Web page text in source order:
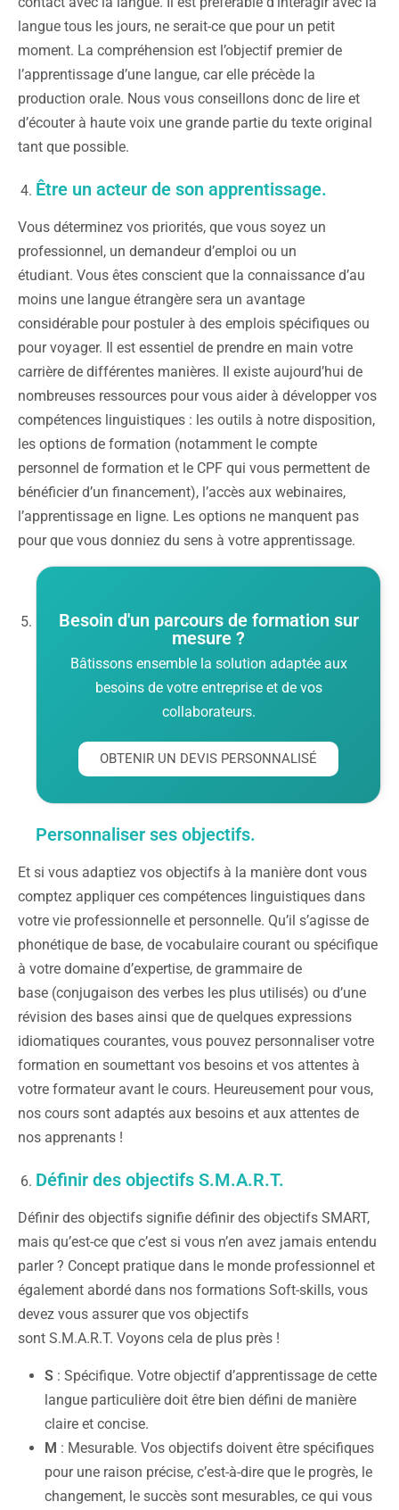
langue tous les jours, ne serait-ce que pour un petit
moment. La compréhension est l’objectif premier de
l’apprentissage d’une langue, car elle précède la
production orale. Nous vous conseillons donc de lire et
d’écouter à haute voix une grande partie du texte original
tant que possible.
Être un acteur de son apprentissage.
Vous déterminez vos priorités, que vous soyez un
professionnel, un demandeur d’emploi ou un
étudiant. Vous êtes conscient que la connaissance d’au
moins une langue étrangère sera un avantage
considérable pour postuler à des emplois spécifiques ou
pour voyager. Il est essentiel de prendre en main votre
carrière de différentes manières. Il existe aujourd’hui de
nombreuses ressources pour vous aider à développer vos
compétences linguistiques : les outils à notre disposition,
les options de formation (notamment le compte
personnel de formation et le CPF qui vous permettent de
bénéficier d’un financement), l’accès aux webinaires,
l’apprentissage en ligne. Les options ne manquent pas
pour que vous donniez du sens à votre apprentissage.
Besoin d'un parcours de formation sur
mesure ?
Bâtissons ensemble la solution adaptée aux
besoins de votre entreprise et de vos
collaborateurs.
OBTENIR UN DEVIS PERSONNALISÉ
Personnaliser ses objectifs.
Et si vous adaptiez vos objectifs à la manière dont vous
comptez appliquer ces compétences linguistiques dans
votre vie professionnelle et personnelle. Qu’il s’agisse de
phonétique de base, de vocabulaire courant ou spécifique
à votre domaine d’expertise, de grammaire de
base (conjugaison des verbes les plus utilisés) ou d’une
révision des bases ainsi que de quelques expressions
idiomatiques courantes, vous pouvez personnaliser votre
formation en soumettant vos besoins et vos attentes à
votre formateur avant le cours. Heureusement pour vous,
nos cours sont adaptés aux besoins et aux attentes de
nos apprenants !
Définir des objectifs S.M.A.R.T.
Définir des objectifs signifie définir des objectifs SMART,
mais qu’est-ce que c’est si vous n’en avez jamais entendu
parler ? Concept pratique dans le monde professionnel et
également abordé dans nos formations Soft-skills, vous
devez vous assurer que vos objectifs
sont S.M.A.R.T. Voyons cela de plus près !
S : Spécifique. Votre objectif d’apprentissage de cette
langue particulière doit être bien défini de manière
claire et concise.
M : Mesurable. Vos objectifs doivent être spécifiques
pour une raison précise, c’est-à-dire que le progrès, le
changement, le succès sont mesurables, ce qui vous